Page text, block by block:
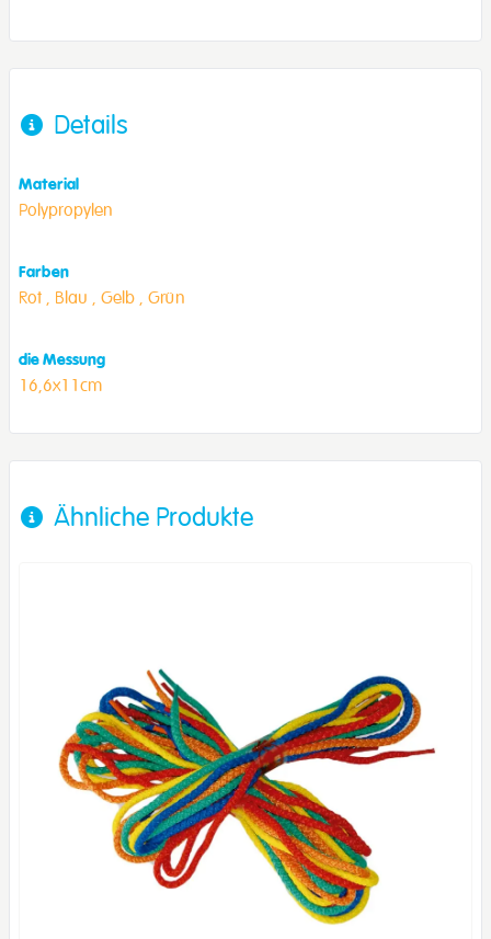
Details
Material
Polypropylen
Farben
Rot , Blau , Gelb , Grün
die Messung
16,6x11cm
Ähnliche Produkte